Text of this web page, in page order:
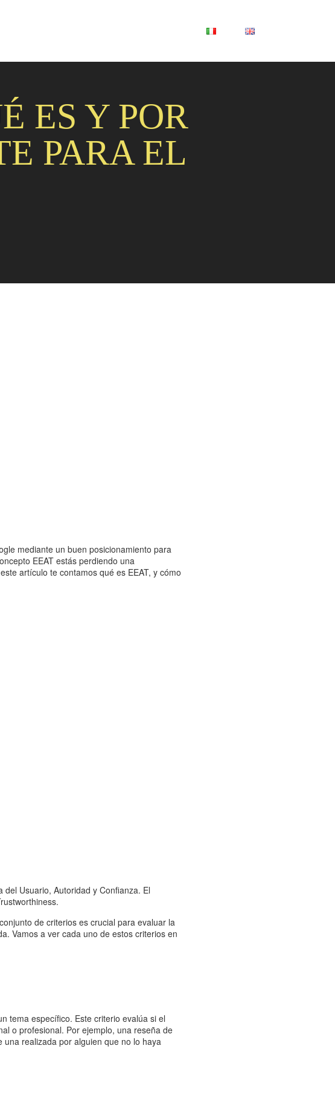
ES Y POR
PARA EL
mediante un buen posicionamiento para
EEAT estás perdiendo una
artículo te contamos qué es EEAT, y cómo
Usuario, Autoridad y Confianza. El
de criterios es crucial para evaluar la
Vamos a ver cada uno de estos criterios en
tema específico. Este criterio evalúa si el
o profesional. Por ejemplo, una reseña de
realizada por alguien que no lo haya